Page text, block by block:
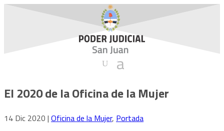
El 2020 de la Oficina de la Mujer
14 Dic 2020 | Oficina de la Mujer, Portada